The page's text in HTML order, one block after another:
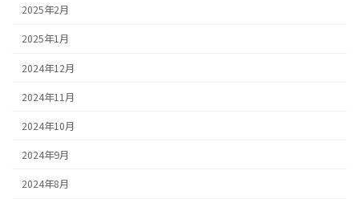
2025年2月
2025年1月
2024年12月
2024年11月
2024年10月
2024年9月
2024年8月